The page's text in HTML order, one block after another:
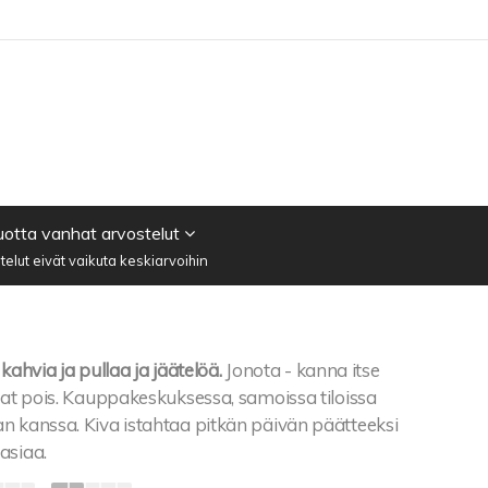
vanhat arvostelut
eivät vaikuta keskiarvoihin
ja pullaa ja jäätelöä. Jonota - kanna itse
pois. Kauppakeskuksessa, samoissa tiloissa
kanssa. Kiva istahtaa pitkän päivän päätteeksi